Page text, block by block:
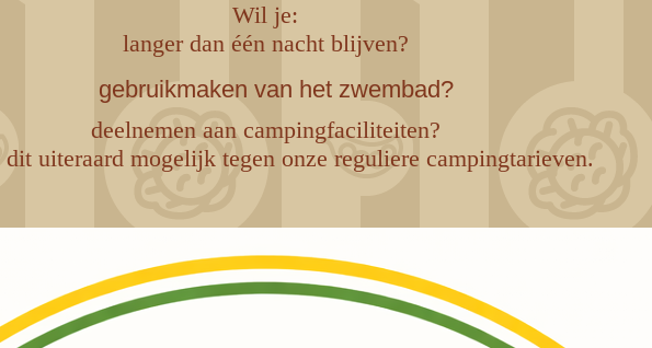
Wil je:
langer dan één nacht blijven?
gebruikmaken van het zwembad?
deelnemen aan campingfaciliteiten?
uiteraard mogelijk tegen onze reguliere campingtarieven.